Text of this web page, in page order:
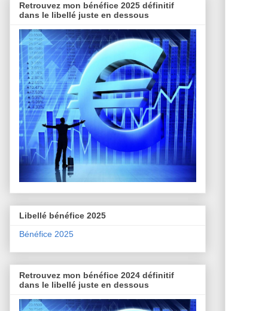
Retrouvez mon bénéfice 2025 définitif
dans le libellé juste en dessous
Libellé bénéfice 2025
Bénéfice 2025
Retrouvez mon bénéfice 2024 définitif
dans le libellé juste en dessous